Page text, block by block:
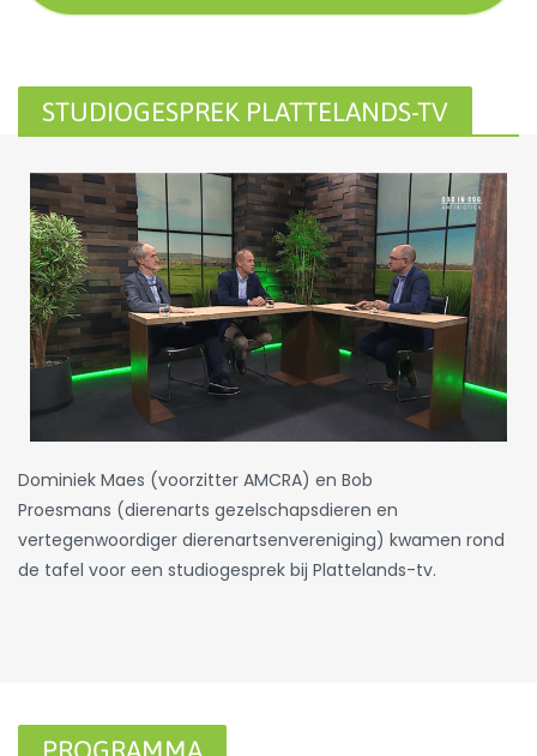
STUDIOGESPREK PLATTELANDS-TV
Dominiek Maes (voorzitter AMCRA) en Bob
Proesmans (dierenarts gezelschapsdieren en
vertegenwoordiger dierenartsenvereniging) kwamen rond
de tafel voor een studiogesprek bij Plattelands-tv.